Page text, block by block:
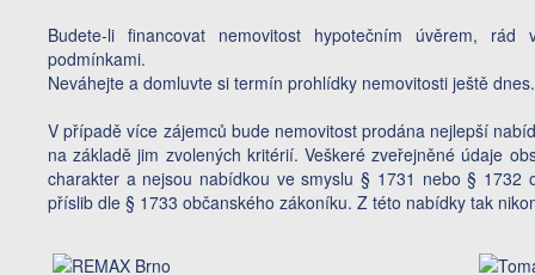
Budete-li financovat nemovitost hypotečním úvěrem,
podmínkami.
Neváhejte a domluvte si termín prohlídky nemovitosti ještě dnes.
V případě více zájemců bude nemovitost prodána nejlepší
na základě jim zvolených kritérií. Veškeré zveřejněné údaje
charakter a nejsou nabídkou ve smyslu § 1731 nebo § 1732
příslib dle § 1733 občanského zákoníku. Z této nabídky tak